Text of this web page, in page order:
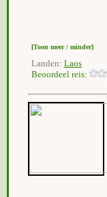
[Toon meer / minder]
Landen: Laos
Beoordeel reis: